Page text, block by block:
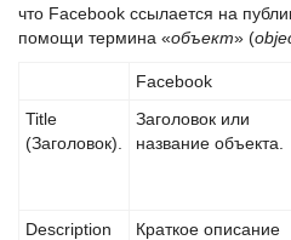
что Facebook ссылается на
помощи термина «объект» (
Facebook
Title
(Заголовок).
Заголовок или
название объекта.
Description
Краткое описание